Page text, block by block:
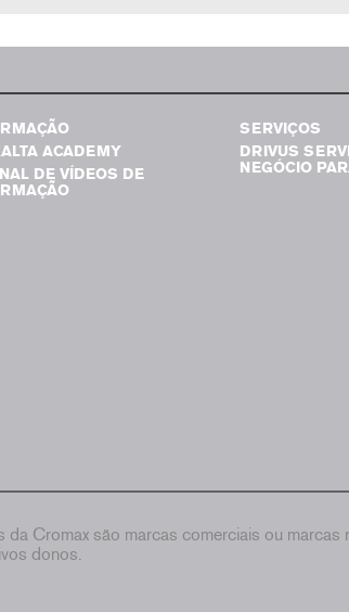
ACADEMY
DE VÍDEOS DE
SERVIÇOS
DRIVUS
NEGÓCIO
Cromax são marcas comerciais ou
donos.